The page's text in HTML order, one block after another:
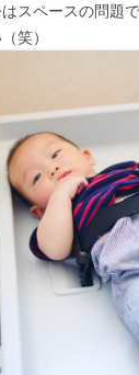
スペースの問題
笑）